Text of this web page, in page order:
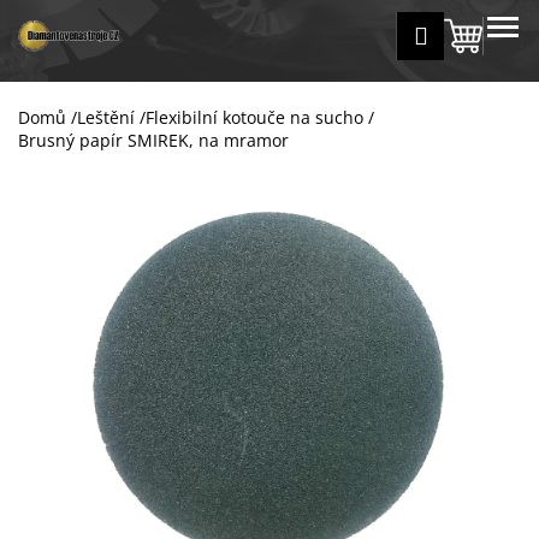
na
obsah
Přihlášení
košík
MENU
Domů /Leštění /Flexibilní kotouče na sucho /
Brusný papír SMIREK, na mramor
š
Zpět
Zpět
C